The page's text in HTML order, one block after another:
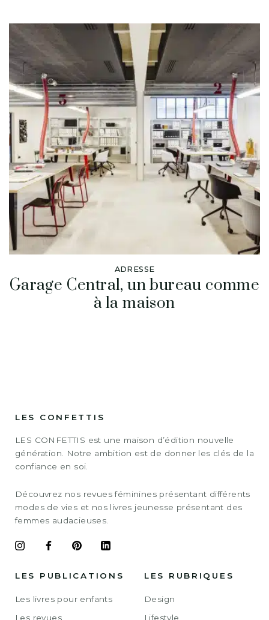
ADRESSE
Garage Central, un bureau comme
à la maison
LES CONFETTIS
LES CONFETTIS est une maison d’édition nouvelle
génération. Notre ambition est de donner les clés de la
confiance en soi.
Découvrez nos revues féminines présentant différents
modes de vies et nos livres jeunesse présentant des
femmes audacieuses.
LES PUBLICATIONS
Les livres pour enfants
Les revues
LES RUBRIQUES
Design
Lifestyle